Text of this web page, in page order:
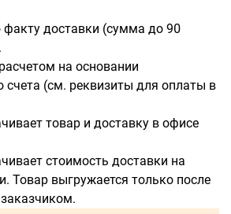
доставки (сумма до 90
на основании
счета (см. реквизиты для оплаты в
товар и доставку в офисе
стоимость доставки на
Товар выгружается только после
2000 2250 2750